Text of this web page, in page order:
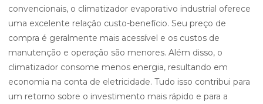
convencionais, o climatizador evaporativo industrial oferece
uma excelente relação custo-benefício. Seu preço de
compra é geralmente mais acessível e os custos de
manutenção e operação são menores. Além disso, o
climatizador consome menos energia, resultando em
economia na conta de eletricidade. Tudo isso contribui para
um retorno sobre o investimento mais rápido e para a